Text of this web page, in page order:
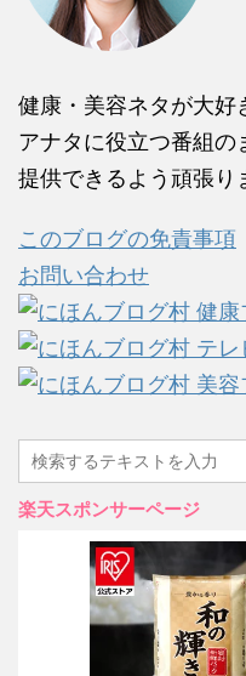
健康・美容ネタが大好
アナタに役立つ番組の
提供できるよう頑張
このブログの免責事項
お問い合わせ
楽天スポンサーページ